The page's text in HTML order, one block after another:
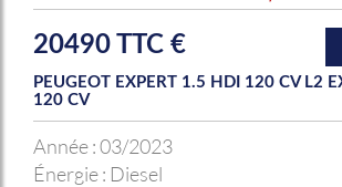
20490 TTC €
PEUGEOT EXPERT 1.5 HDI 120 CV L2
120 CV
Année :03/2023
Énergie : Diesel